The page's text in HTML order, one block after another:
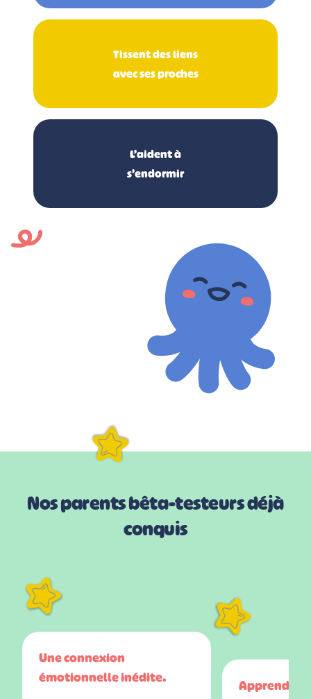
Tissent des liens
avec ses proches
L’aident à
s’endormir
Nos parents bêta-testeurs déjà
conquis
Une connexion
émotionnelle inédite.
Apprendre